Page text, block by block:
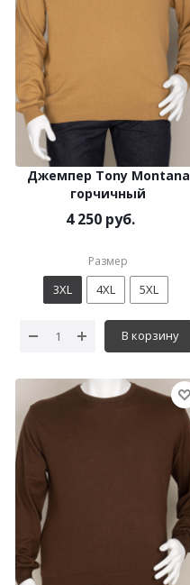
Джемпер Tony Montana
горчичный
4 250 руб.
Размер
3XL 4XL 5XL
В корзину